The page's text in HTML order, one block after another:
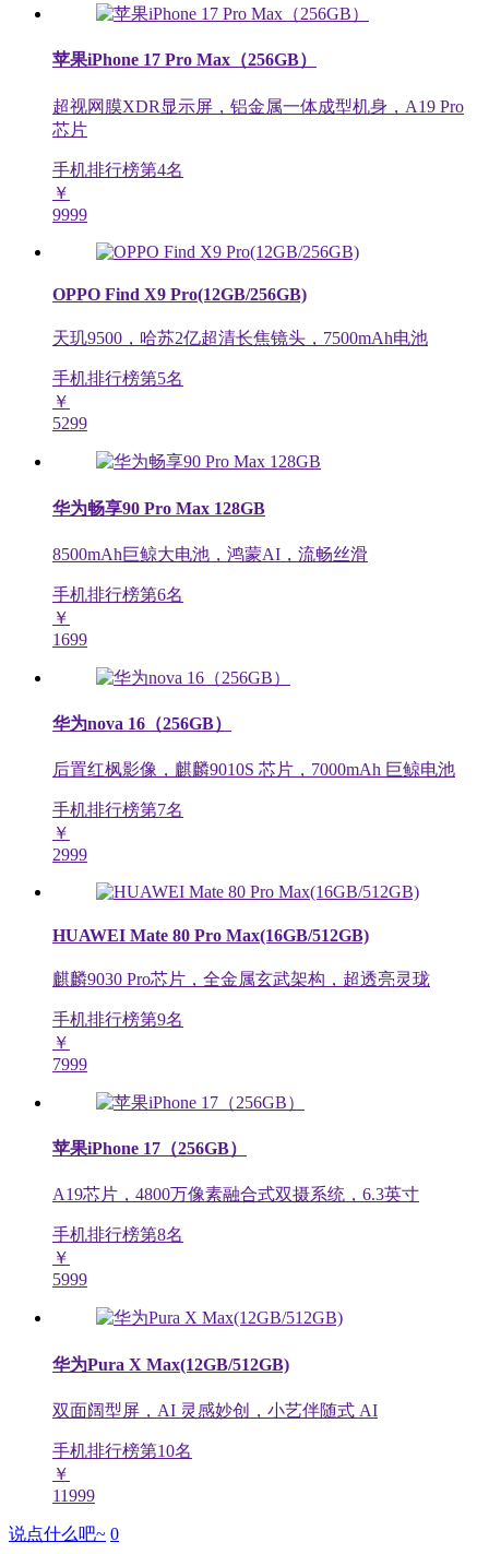
苹果iPhone 17 Pro Max（256GB）
超视网膜XDR显示屏，铝金属一体成型机身，A19 Pro
芯片
手机排行榜第4名
￥
9999
OPPO Find X9 Pro(12GB/256GB)
天玑9500，哈苏2亿超清长焦镜头，7500mAh电池
手机排行榜第5名
￥
5299
华为畅享90 Pro Max 128GB
8500mAh巨鲸大电池，鸿蒙AI，流畅丝滑
手机排行榜第6名
￥
1699
华为nova 16（256GB）
后置红枫影像，麒麟9010S 芯片，7000mAh 巨鲸电池
手机排行榜第7名
￥
2999
HUAWEI Mate 80 Pro Max(16GB/512GB)
麒麟9030 Pro芯片，全金属玄武架构，超透亮灵珑
手机排行榜第9名
￥
7999
苹果iPhone 17（256GB）
A19芯片，4800万像素融合式双摄系统，6.3英寸
手机排行榜第8名
￥
5999
华为Pura X Max(12GB/512GB)
双面阔型屏，AI 灵感妙创，小艺伴随式 AI
手机排行榜第10名
￥
11999
说点什么吧~ 0